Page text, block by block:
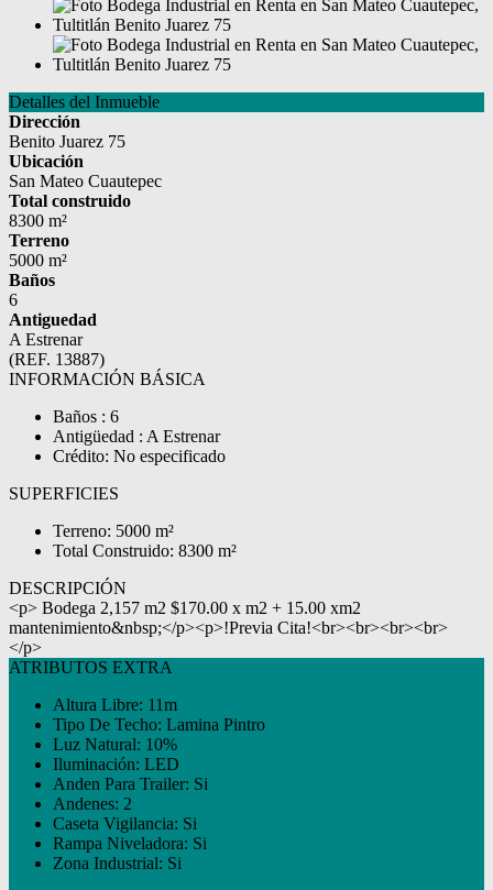
Detalles del Inmueble
Dirección
Benito Juarez 75
Ubicación
San Mateo Cuautepec
Total construido
8300 m²
Terreno
5000 m²
Baños
6
Antiguedad
A Estrenar
(REF. 13887)
INFORMACIÓN BÁSICA
Baños : 6
Antigüedad : A Estrenar
Crédito: No especificado
SUPERFICIES
Terreno: 5000 m²
Total Construido: 8300 m²
DESCRIPCIÓN
<p> Bodega 2,157 m2 $170.00 x m2 + 15.00 xm2
mantenimiento&nbsp;</p><p>!Previa Cita!<br><br><br><br>
</p>
ATRIBUTOS EXTRA
Altura Libre: 11m
Tipo De Techo: Lamina Pintro
Luz Natural: 10%
Iluminación: LED
Anden Para Trailer: Si
Andenes: 2
Caseta Vigilancia: Si
Rampa Niveladora: Si
Zona Industrial: Si